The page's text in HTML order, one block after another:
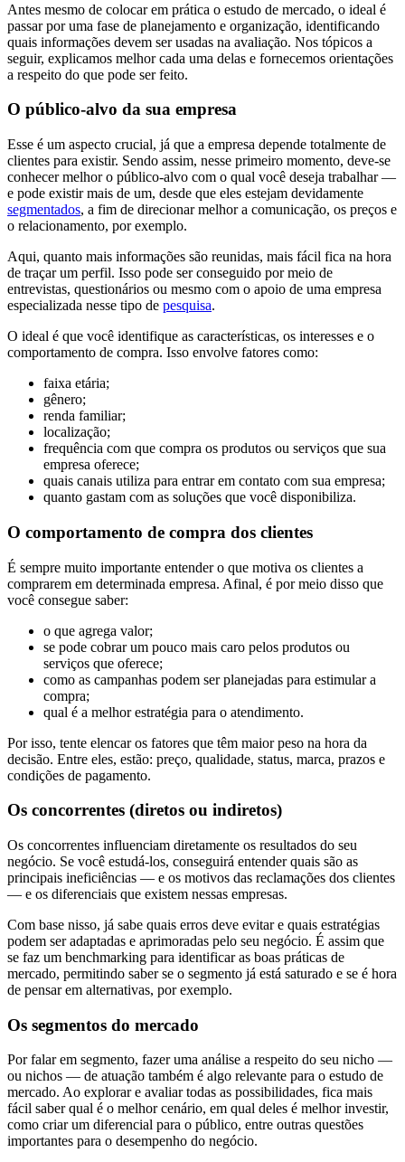
Antes mesmo de colocar em prática o estudo de mercado, o ideal é
passar por uma fase de planejamento e organização, identificando
quais informações devem ser usadas na avaliação. Nos tópicos a
seguir, explicamos melhor cada uma delas e fornecemos orientações
a respeito do que pode ser feito.
O público-alvo da sua empresa
Esse é um aspecto crucial, já que a empresa depende totalmente de
clientes para existir. Sendo assim, nesse primeiro momento, deve-se
conhecer melhor o público-alvo com o qual você deseja trabalhar —
e pode existir mais de um, desde que eles estejam devidamente
segmentados, a fim de direcionar melhor a comunicação, os preços e
o relacionamento, por exemplo.
Aqui, quanto mais informações são reunidas, mais fácil fica na hora
de traçar um perfil. Isso pode ser conseguido por meio de
entrevistas, questionários ou mesmo com o apoio de uma empresa
especializada nesse tipo de pesquisa.
O ideal é que você identifique as características, os interesses e o
comportamento de compra. Isso envolve fatores como:
faixa etária;
gênero;
renda familiar;
localização;
frequência com que compra os produtos ou serviços que sua
empresa oferece;
quais canais utiliza para entrar em contato com sua empresa;
quanto gastam com as soluções que você disponibiliza.
O comportamento de compra dos clientes
É sempre muito importante entender o que motiva os clientes a
comprarem em determinada empresa. Afinal, é por meio disso que
você consegue saber:
o que agrega valor;
se pode cobrar um pouco mais caro pelos produtos ou
serviços que oferece;
como as campanhas podem ser planejadas para estimular a
compra;
qual é a melhor estratégia para o atendimento.
Por isso, tente elencar os fatores que têm maior peso na hora da
decisão. Entre eles, estão: preço, qualidade, status, marca, prazos e
condições de pagamento.
Os concorrentes (diretos ou indiretos)
Os concorrentes influenciam diretamente os resultados do seu
negócio. Se você estudá-los, conseguirá entender quais são as
principais ineficiências — e os motivos das reclamações dos clientes
— e os diferenciais que existem nessas empresas.
Com base nisso, já sabe quais erros deve evitar e quais estratégias
podem ser adaptadas e aprimoradas pelo seu negócio. É assim que
se faz um benchmarking para identificar as boas práticas de
mercado, permitindo saber se o segmento já está saturado e se é hora
de pensar em alternativas, por exemplo.
Os segmentos do mercado
Por falar em segmento, fazer uma análise a respeito do seu nicho —
ou nichos — de atuação também é algo relevante para o estudo de
mercado. Ao explorar e avaliar todas as possibilidades, fica mais
fácil saber qual é o melhor cenário, em qual deles é melhor investir,
como criar um diferencial para o público, entre outras questões
importantes para o desempenho do negócio.